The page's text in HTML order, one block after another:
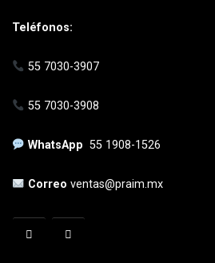
Teléfonos:
55 7030-3907
55 7030-3908
WhatsApp55 1908-1526
Correoventas@praim.mx